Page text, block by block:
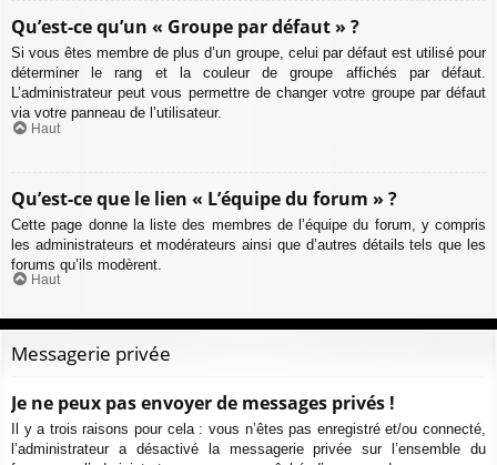
Qu’est-ce qu’un « Groupe par défaut » ?
Si vous êtes membre de plus d’un groupe, celui par défaut est utilisé pour
déterminer le rang et la couleur de groupe affichés par défaut.
L’administrateur peut vous permettre de changer votre groupe par défaut
via votre panneau de l’utilisateur.
Haut
Qu’est-ce que le lien « L’équipe du forum » ?
Cette page donne la liste des membres de l’équipe du forum, y compris
les administrateurs et modérateurs ainsi que d’autres détails tels que les
forums qu’ils modèrent.
Haut
Messagerie privée
Je ne peux pas envoyer de messages privés !
Il y a trois raisons pour cela : vous n’êtes pas enregistré et/ou connecté,
l’administrateur a désactivé la messagerie privée sur l’ensemble du